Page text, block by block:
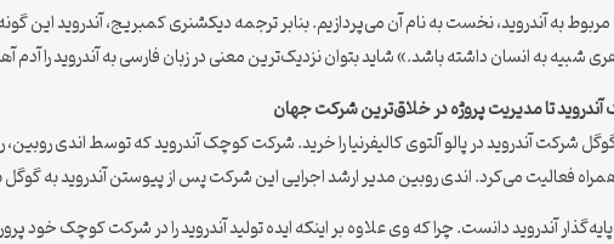
مربوط به آندروید، نخست به نام آن می‌پردازیم. بنابر ترجمه دیکشنری کمبریج، آندروید
به انسان داشته باشد.» شاید بتوان نزدیک‌ترین معنی در زبان فارسی به آندروید را آدم
تا مدیریت پروژه در خلاق‌ترین شرکت جهان
ماه ژوئیه سال ۲۰۰۵ گوگل شرکت آندروید در پالو آلتوی کالیفرنیا را خرید. شرکت کوچک آندروید که توسط
فعالیت می‌کرد. اندی روبین مدیر ارشد اجرایی این شرکت پس از پیوستن آندروید
پایه‌گذار آندروید دانست. چرا که وی علاوه بر اینکه ایده تولید آندروید را در شرکت کوچک